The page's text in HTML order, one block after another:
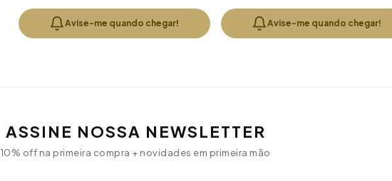
Avise-me quando chegar! Avise-me quando chegar!
ASSINE NOSSA NEWSLETTER
10% off na primeira compra + novidades em primeira mão